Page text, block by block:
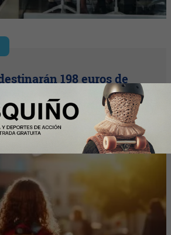
198 euros de
al cole» por internet
el año pasado)